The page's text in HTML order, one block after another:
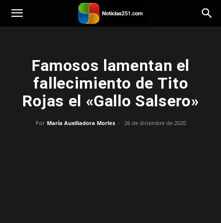
Noticias251
Famosos lamentan el
fallecimiento de Tito
Rojas el «Gallo Salsero»
Por María Auxiliadora Morles - 26 de diciembre de 2020